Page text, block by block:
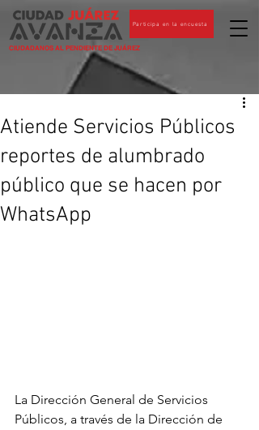
CIUDADANOS AL PENDIENTE DE JUÁREZ
Participa en la encuesta
Atiende Servicios Públicos
reportes de alumbrado
público que se hacen por
WhatsApp
La Dirección General de Servicios
Públicos, a través de la Dirección de